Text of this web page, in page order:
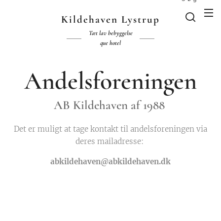
Kildehaven Lystrup
Tæt lav bebyggelse
que hotel
Andelsforeningen
AB Kildehaven af 1988
Det er muligt at tage kontakt til andelsforeningen via
deres mailadresse:
abkildehaven@abkildehaven.dk